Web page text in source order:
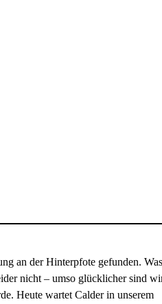
an der Hinterpfote gefunden. Was
nicht – umso glücklicher sind
Heute wartet Calder in unserem